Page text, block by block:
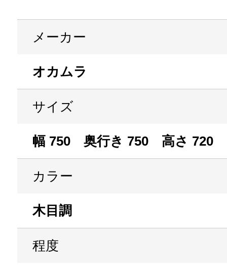
メーカー
オカムラ
サイズ
幅 750 奥行き 750 高さ 720
カラー
木目調
程度